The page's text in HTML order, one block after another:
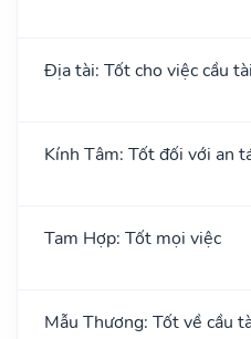
Địa tài: Tốt cho việc cầu
Kính Tâm: Tốt đối với an
Tam Hợp: Tốt mọi việc
Mẫu Thương: Tốt về cầu